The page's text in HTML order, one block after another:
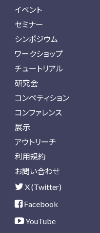
イベント
セミナー
シンポジウム
ワークショップ
チュートリアル
研究会
コンペティション
コンファレンス
展示
アウトリーチ
利用規約
お問い合わせ
X (Twitter)
Facebook
YouTube